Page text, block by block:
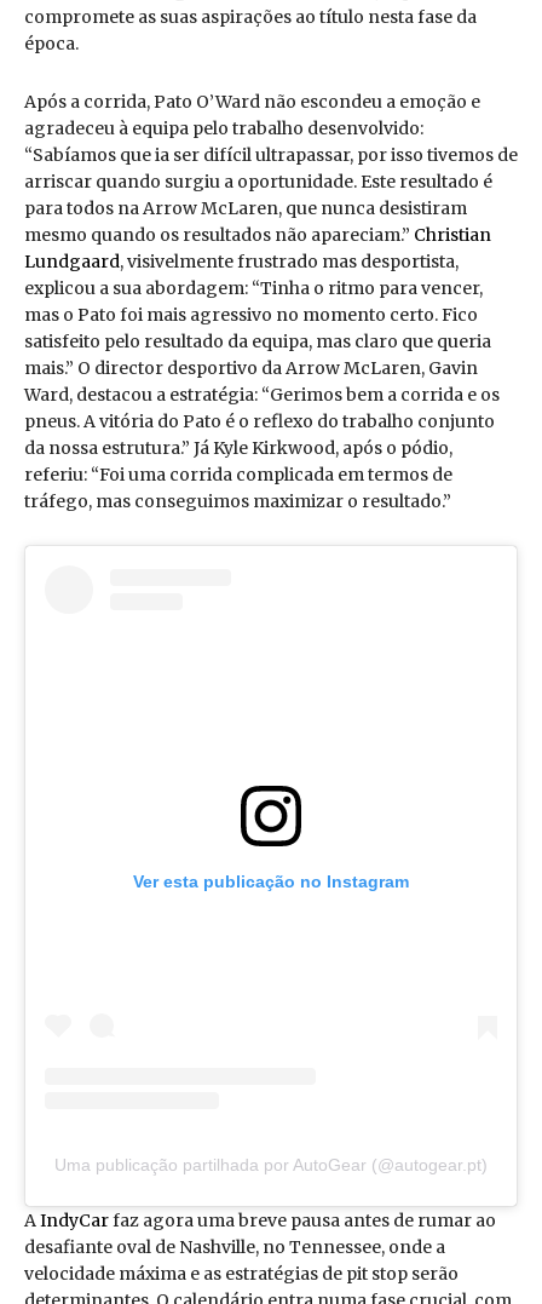
compromete as suas aspirações ao título nesta fase da
época.
Após a corrida, Pato O’Ward não escondeu a emoção e
agradeceu à equipa pelo trabalho desenvolvido:
“Sabíamos que ia ser difícil ultrapassar, por isso tivemos de
arriscar quando surgiu a oportunidade. Este resultado é
para todos na Arrow McLaren, que nunca desistiram
mesmo quando os resultados não apareciam.” Christian
Lundgaard, visivelmente frustrado mas desportista,
explicou a sua abordagem: “Tinha o ritmo para vencer,
mas o Pato foi mais agressivo no momento certo. Fico
satisfeito pelo resultado da equipa, mas claro que queria
mais.” O director desportivo da Arrow McLaren, Gavin
Ward, destacou a estratégia: “Gerimos bem a corrida e os
pneus. A vitória do Pato é o reflexo do trabalho conjunto
da nossa estrutura.” Já Kyle Kirkwood, após o pódio,
referiu: “Foi uma corrida complicada em termos de
tráfego, mas conseguimos maximizar o resultado.”
Ver esta publicação no Instagram
Uma publicação partilhada por AutoGear (@autogear.pt)
AIndyCarfaz agora uma breve pausa antes de rumar ao
desafiante oval de Nashville, no Tennessee, onde a
velocidade máxima e as estratégias de pit stop serão